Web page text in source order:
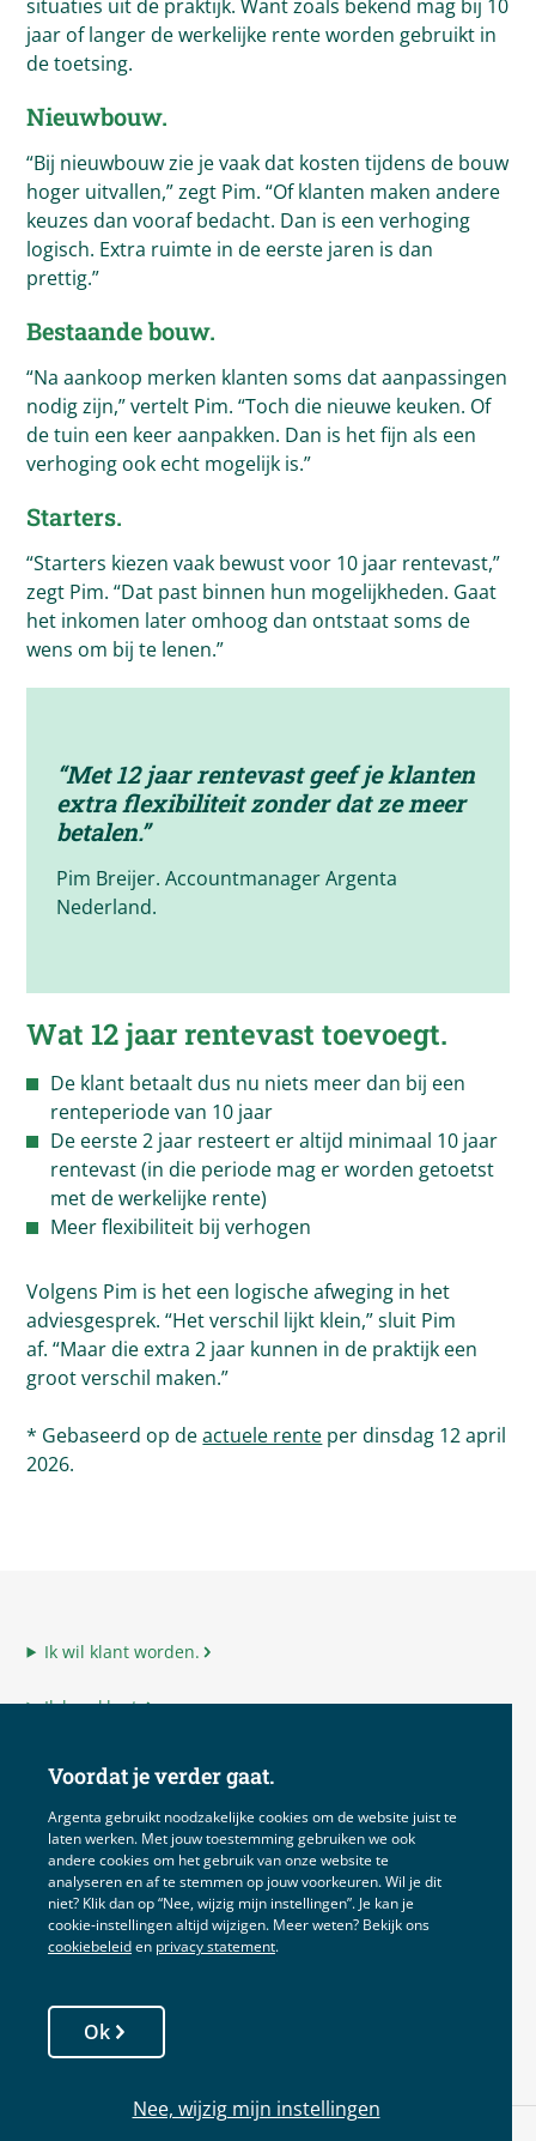
Voordat je verder gaat.
Argenta gebruikt noodzakelijke cookies om de website juist te
laten werken. Met jouw toestemming gebruiken we ook
andere cookies om het gebruik van onze website te
analyseren en af te stemmen op jouw voorkeuren. Wil je dit
niet? Klik dan op “Nee, wijzig mijn instellingen”. Je kan je
cookie‑instellingen altijd wijzigen. Meer weten? Bekijk ons
cookiebeleiden privacy statement.
Ok
Nee, wijzig mijn instellingen
situaties uit de praktijk. Want zoals bekend mag bij 10
jaar of langer de werkelijke rente worden gebruikt in
de toetsing.
Nieuwbouw.
“Bij nieuwbouw zie je vaak dat kosten tijdens de bouw
hoger uitvallen,” zegt Pim. “Of klanten maken andere
keuzes dan vooraf bedacht. Dan is een verhoging
logisch. Extra ruimte in de eerste jaren is dan
prettig.”
Bestaande bouw.
“Na aankoop merken klanten soms dat aanpassingen
nodig zijn,” vertelt Pim. “Toch die nieuwe keuken. Of
de tuin een keer aanpakken. Dan is het fijn als een
verhoging ook echt mogelijk is.”
Starters.
“Starters kiezen vaak bewust voor 10 jaar rentevast,”
zegt Pim. “Dat past binnen hun mogelijkheden. Gaat
het inkomen later omhoog dan ontstaat soms de
wens om bij te lenen.”
“Met 12 jaar rentevast geef je klanten
extra flexibiliteit zonder dat ze meer
betalen.”
Pim Breijer. Accountmanager Argenta
Nederland.
Wat 12 jaar rentevast toevoegt.
De klant betaalt dus nu niets meer dan bij een
renteperiode van 10 jaar
De eerste 2 jaar resteert er altijd minimaal 10 jaar
rentevast (in die periode mag er worden getoetst
met de werkelijke rente)
Meer flexibiliteit bij verhogen
Volgens Pim is het een logische afweging in het
adviesgesprek. “Het verschil lijkt klein,” sluit Pim
af. “Maar die extra 2 jaar kunnen in de praktijk een
groot verschil maken.”
* Gebaseerd op deactuele rente per dinsdag 12 april
2026.
Ik wil klant worden.
Ik ben klant.
Ik ben adviseur.
Ik ben Argenta.
Disclaimer
Privacy
Cookies